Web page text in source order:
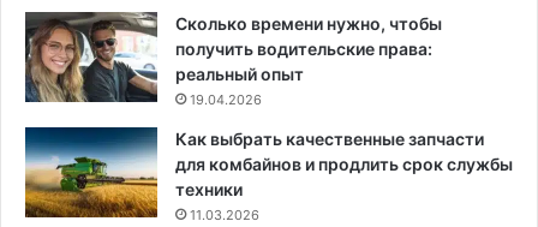
Сколько времени нужно, чтобы
получить водительские права:
реальный опыт
19.04.2026
Как выбрать качественные запчасти
для комбайнов и продлить срок службы
техники
11.03.2026